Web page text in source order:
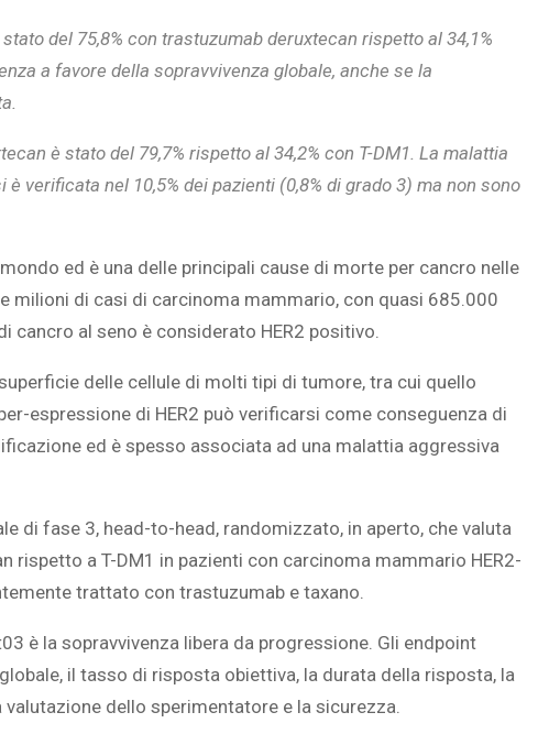
del 75,8% con trastuzumab deruxtecan rispetto al 34,1%
a favore della sopravvivenza globale, anche se la
è stato del 79,7% rispetto al 34,2% con T-DM1. La malattia
verificata nel 10,5% dei pazienti (0,8% di grado 3) ma non sono
ed è una delle principali cause di morte per cancro nelle
milioni di casi di carcinoma mammario, con quasi 685.000
cancro al seno è considerato HER2 positivo.
delle cellule di molti tipi di tumore, tra cui quello
espressione di HER2 può verificarsi come conseguenza di
ed è spesso associata ad una malattia aggressiva
di fase 3, head-to-head, randomizzato, in aperto, che valuta
rispetto a T-DM1 in pazienti con carcinoma mammario HER2-
trattato con trastuzumab e taxano.
è la sopravvivenza libera da progressione. Gli endpoint
il tasso di risposta obiettiva, la durata della risposta, la
dello sperimentatore e la sicurezza.